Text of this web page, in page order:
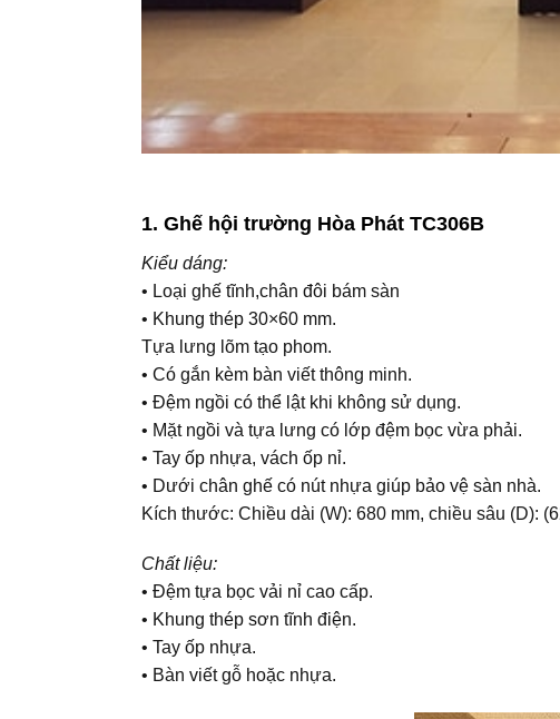
1. Ghế hội trường Hòa Phát TC306B
Kiểu dáng:
• Loại ghế tĩnh,chân đôi bám sàn
• Khung thép 30×60 mm.
Tựa lưng lõm tạo phom.
• Có gắn kèm bàn viết thông minh.
• Đệm ngồi có thể lật khi không sử dụng.
• Mặt ngồi và tựa lưng có lớp đệm bọc vừa phải.
• Tay ốp nhựa, vách ốp nỉ.
• Dưới chân ghế có nút nhựa giúp bảo vệ sàn nhà.
Kích thước: Chiều dài (W): 680 mm, chiều sâu (D):
Chất liệu:
• Đệm tựa bọc vải nỉ cao cấp.
• Khung thép sơn tĩnh điện.
• Tay ốp nhựa.
• Bàn viết gỗ hoặc nhựa.